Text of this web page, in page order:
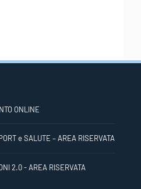
ONLINE
e SALUTE – AREA RISERVATA
2.0 - AREA RISERVATA